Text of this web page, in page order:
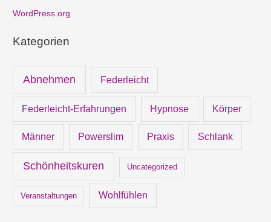
WordPress.org
Kategorien
Abnehmen Federleicht
Federleicht-Erfahrungen Hypnose Körper
Männer Powerslim Praxis Schlank
Schönheitskuren Uncategorized
Veranstaltungen Wohlfühlen